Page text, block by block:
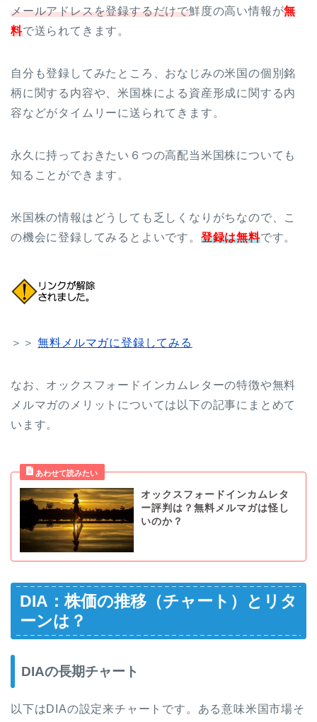
メールアドレスを登録するだけで鮮度の高い情報が無
料で送られてきます。
自分も登録してみたところ、おなじみの米国の個別銘
柄に関する内容や、米国株による資産形成に関する内
容などがタイムリーに送られてきます。
永久に持っておきたい６つの高配当米国株についても
知ることができます。
米国株の情報はどうしても乏しくなりがちなので、こ
の機会に登録してみるとよいです。 登録は無料です。
＞＞無料メルマガに登録してみる
なお、オックスフォードインカムレターの特徴や無料
メルマガのメリットについては以下の記事にまとめて
います。
オックスフォードインカムレタ
ー評判は？無料メルマガは怪し
いのか？
DIA：株価の推移（チャート）とリタ
ーンは？
DIAの長期チャート
以下はDIAの設定来チャートです。ある意味米国市場そ